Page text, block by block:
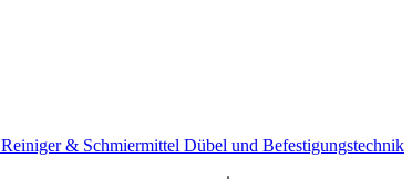
Reiniger & Schmiermittel Dübel und Befestigungstechnik